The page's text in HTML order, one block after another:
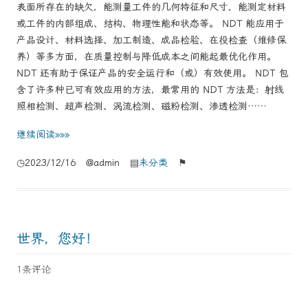
表面所存在的缺欠，能测量工件的几何特征和尺寸，能测定材料
或工件的内部组成、结构、物理性能和状态等。 NDT 能应用于
产品设计、材料选择、加工制造、成品检验、在役检查（维修保
养）等多方面，在质量控制与降低成本之间能起最优化作用。
NDT 还有助于保证产品的安全运行和（或）有效使用。 NDT 包
含了许多种已可有效应用的方法，最常用的 NDT 方法是：射线
照相检测、超声检测、涡流检测、磁粉检测、渗透检测……
继续阅读»»»
◷2023/12/16 @admin ▤未分类 ⚑
世界，您好！
1条评论